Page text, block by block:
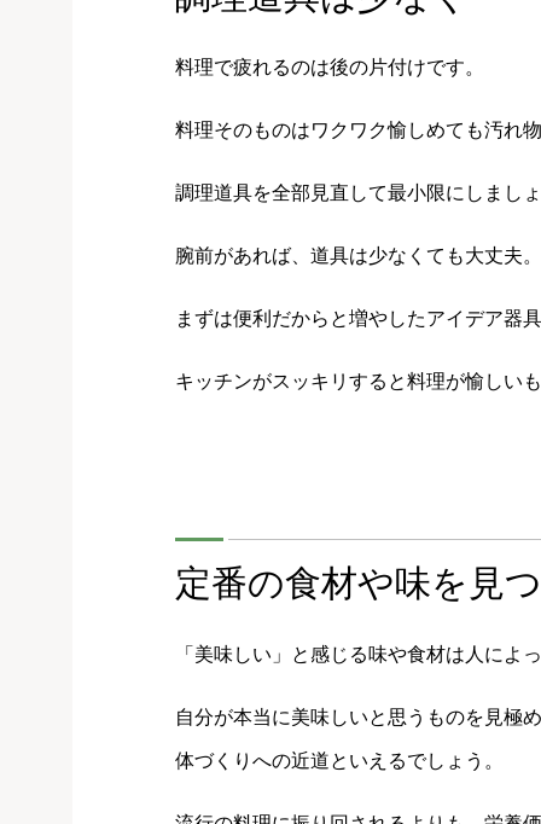
料理で疲れるのは後の片付けです。
料理そのものはワクワク愉しめても汚れ
調理道具を全部見直して最小限にしまし
腕前があれば、道具は少なくても大丈夫。
まずは便利だからと増やしたアイデア器
キッチンがスッキリすると料理が愉しい
定番の食材や味を見
「美味しい」と感じる味や食材は人によ
自分が本当に美味しいと思うものを見極
体づくりへの近道といえるでしょう。